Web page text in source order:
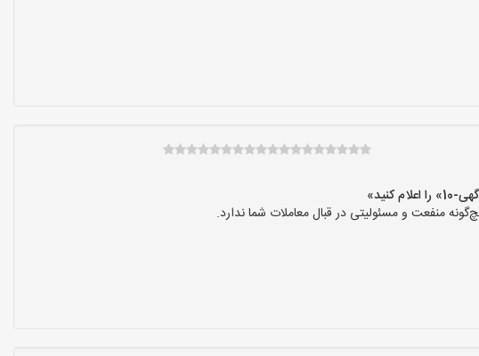
منفعت و مسئولیتی در قبال معاملات شما ندارد.